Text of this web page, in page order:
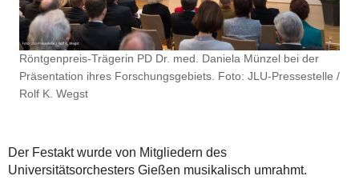
Röntgenpreis-Trägerin PD Dr. med. Daniela Münzel bei der
Präsentation ihres Forschungsgebiets. Foto: JLU-Pressestelle /
Rolf K. Wegst
Der Festakt wurde von Mitgliedern des
Universitätsorchesters Gießen musikalisch umrahmt.